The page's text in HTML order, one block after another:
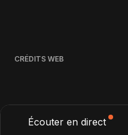
Écouter en direct
CRÉDITS WEB